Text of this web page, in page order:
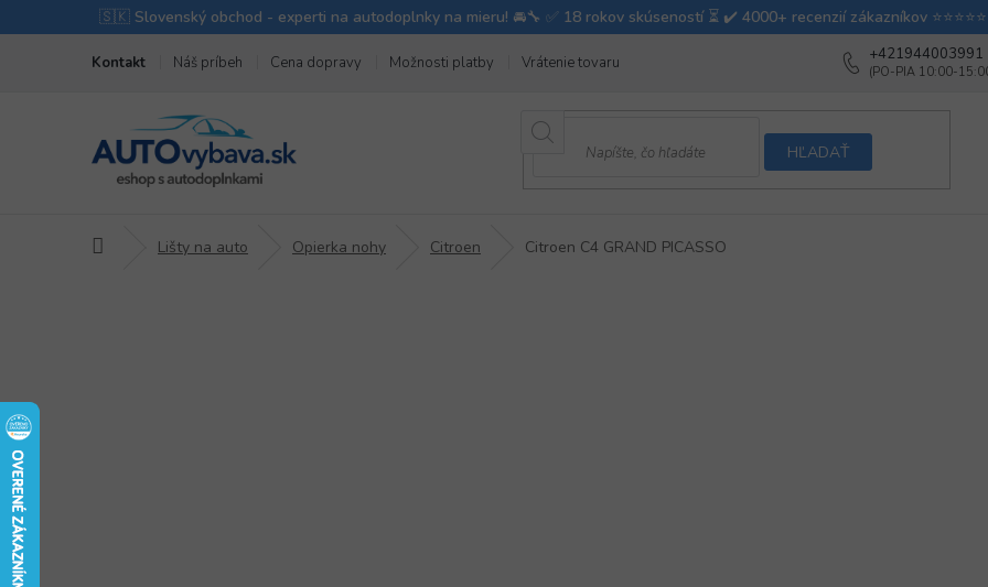
Kontakt Náš príbeh Cena dopravy Možnosti platby Vrátenie tovaru Ako balíme v
+421944003991
HĽADAŤ
DomovLišty na auto Opierka nohy Citroen Citroen C4 GRAND PICASSO